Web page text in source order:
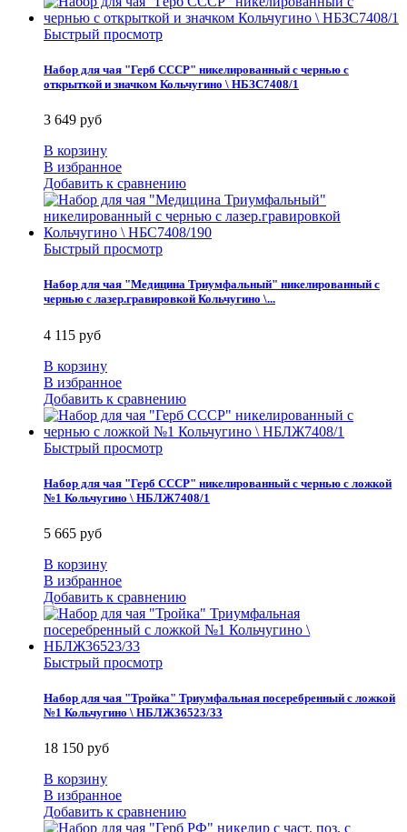
Быстрый просмотр
Набор для чая "Герб СССР" никелированный с чернью с
открыткой и значком Кольчугино \ НБЗС7408/1
3 649 руб
В корзину
В избранное
Добавить к сравнению
Быстрый просмотр
Набор для чая "Медицина Триумфальный" никелированный с
чернью с лазер.гравировкой Кольчугино \...
4 115 руб
В корзину
В избранное
Добавить к сравнению
Быстрый просмотр
Набор для чая "Герб СССР" никелированный с чернью с ложкой
№1 Кольчугино \ НБЛЖ7408/1
5 665 руб
В корзину
В избранное
Добавить к сравнению
Быстрый просмотр
Набор для чая "Тройка" Триумфальная посеребренный с ложкой
№1 Кольчугино \ НБЛЖ36523/33
18 150 руб
В корзину
В избранное
Добавить к сравнению